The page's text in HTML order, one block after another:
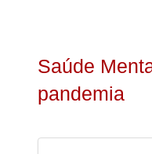
Saúde
pandemia